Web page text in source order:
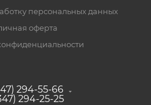
персональных данных
оферта
294-55-66
294-25-25